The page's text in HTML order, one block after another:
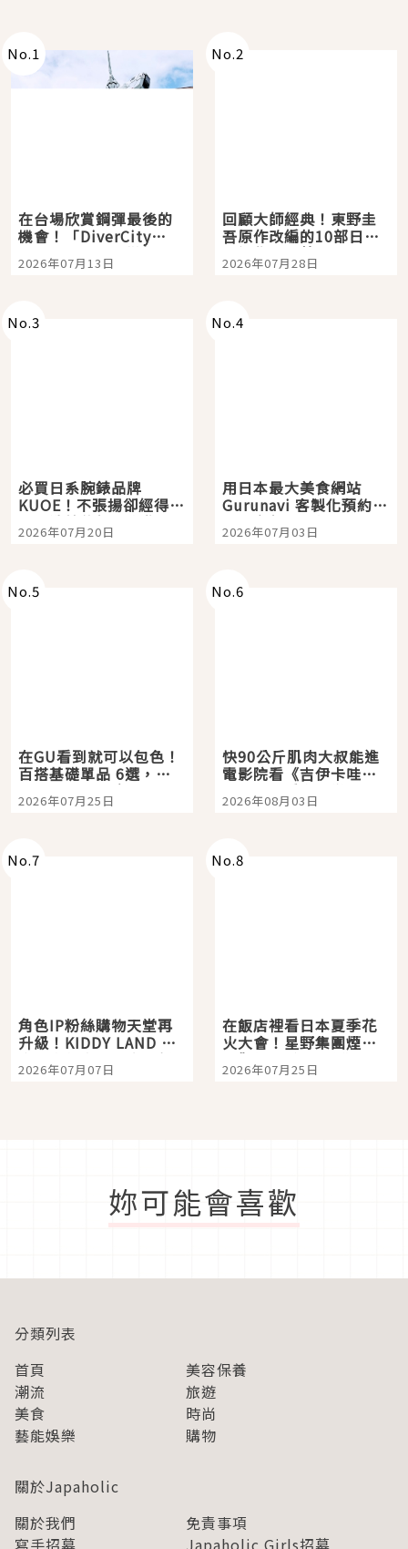
No.1
在台場欣賞鋼彈最後的
機會！「DiverCity
Tokyo Plaza」搭船、
購物、美食及夜景，一
2026年07月13日
No.2
回顧大師經典！東野圭
吾原作改編的10部日本
影視作品推薦
2026年07月28日
No.3
必買日系腕錶品牌
KUOE！不張揚卻經得起
時間洗鍊的經典之作五
選
2026年07月20日
No.4
用日本最大美食網站
Gurunavi 客製化預約九
大都市餐廳，打造專屬
美食體驗！
2026年07月03日
No.5
在GU看到就可以包色！
百搭基礎單品 6選，閉
眼全收也不心疼
2026年07月25日
No.6
快90公斤肌肉大叔能進
電影院看《吉伊卡哇》
嗎？日本重金屬樂團
「打首」會長與nagano
2026年08月03日
No.7
角色IP粉絲購物天堂再
升級！KIDDY LAND 原
宿店吉伊卡哇迎客，新
開幕 OMOKADO 店3分
2026年07月07日
No.8
在飯店裡看日本夏季花
火大會！星野集團煙火
景觀飯店6選，讓你不用
人擠人悠閒欣賞
2026年07月25日
妳可能會喜歡
分類列表
首頁
美容保養
潮流
旅遊
美食
時尚
藝能娛樂
購物
關於Japaholic
關於我們
免責事項
寫手招募
Japaholic Girls招募